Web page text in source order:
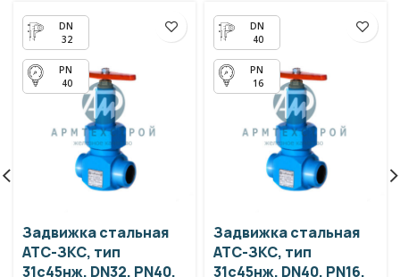
32
40
Задвижка стальная
АТС-ЗКС, тип
31с45нж, DN32, PN40,
40
16
Задвижка стальная
АТС-ЗКС, тип
31с45нж, DN40, PN16,